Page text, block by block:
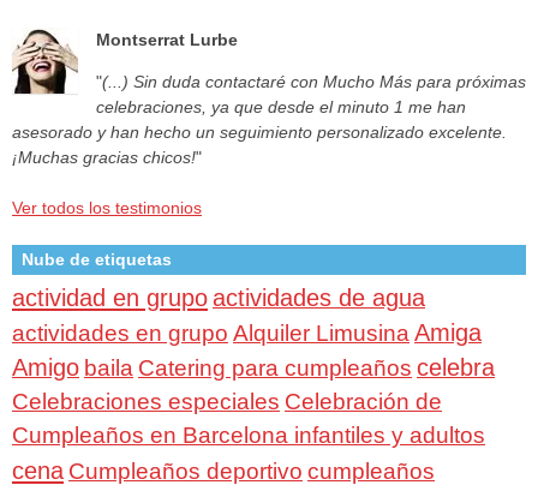
Montserrat Lurbe
"(...) Sin duda contactaré con Mucho Más para próximas
celebraciones, ya que desde el minuto 1 me han
asesorado y han hecho un seguimiento personalizado excelente.
¡Muchas gracias chicos!"
Ver todos los testimonios
Nube de etiquetas
actividad en grupoactividades de agua
actividades en grupo Alquiler Limusina Amiga
Amigo baila Catering para cumpleaños celebra
Celebraciones especiales Celebración de
Cumpleaños en Barcelona infantiles y adultos
cena Cumpleaños deportivo cumpleaños